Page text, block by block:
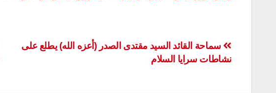
تصفّح
المقالات
سماحة القائد السيد مقتدى الصدر (أعزه الله) يطلع على
نشاطات سرايا السلام